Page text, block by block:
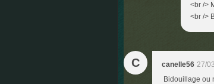
<br />
<br />
C canelle56 27/
Bidouillage ou